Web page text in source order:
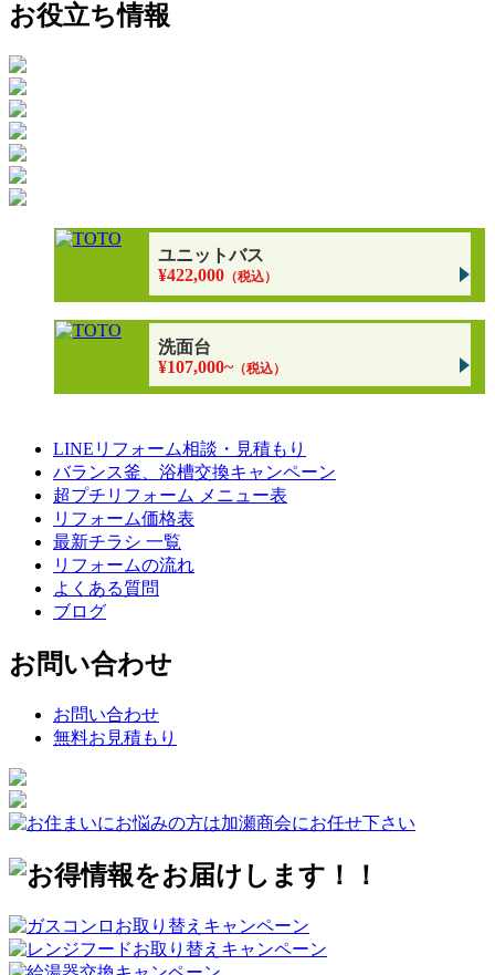
お役立ち情報
ユニットバス
¥422,000 （税込）
洗面台
¥107,000~（税込）
LINEリフォーム相談・見積もり
バランス釜、浴槽交換キャンペーン
超プチリフォーム メニュー表
リフォーム価格表
最新チラシ 一覧
リフォームの流れ
よくある質問
ブログ
お問い合わせ
お問い合わせ
無料お見積もり